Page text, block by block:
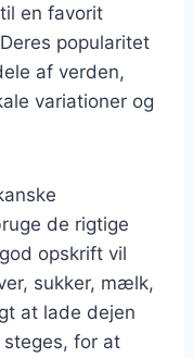
en favorit
popularitet
af verden,
variationer og
de rigtige
opskrift vil
sukker, mælk,
at lade dejen
for at